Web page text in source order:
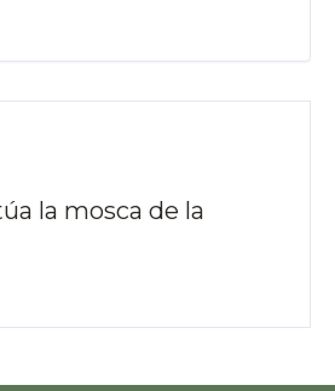
la mosca de la